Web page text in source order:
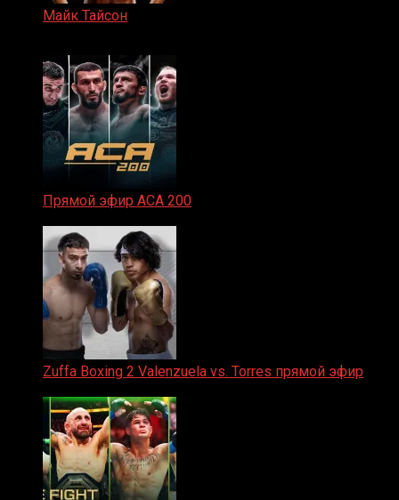
Майк Тайсон
Прямой эфир ACA 200
Zuffa Boxing 2 Valenzuela vs. Torres прямой эфир